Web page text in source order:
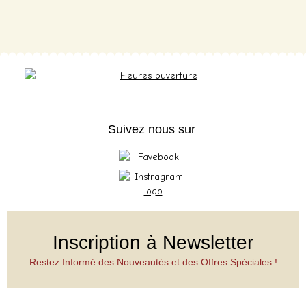
Suivez nous sur
Inscription à Newsletter
Restez Informé des Nouveautés et des Offres Spéciales !